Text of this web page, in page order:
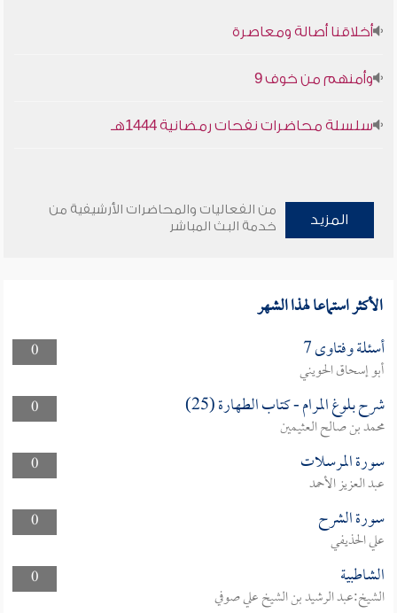
أخلاقنا أصالة ومعاصرة
وأمنهم من خوف 9
سلسلة محاضرات نفحات رمضانية 1444هـ
المزيد
من الفعاليات والمحاضرات الأرشيفية من
خدمة البث المباشر
الأكثر استماعا لهذا الشهر
0 أسئلة وفتاوى 7
أبو إسحاق الحويني
0
شرح بلوغ المرام - كتاب الطهارة (25)
محمد بن صالح العثيمين
0
سورة المرسلات
عبد العزيز الأحمد
0
سورة الشرح
علي الحذيفي
0
الشاطبية
الشيخ:عبد الرشيد بن الشيخ علي صوفي